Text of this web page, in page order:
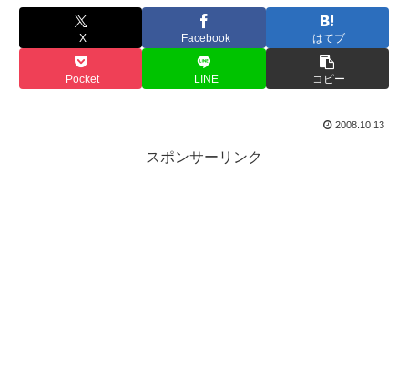
X Facebook はてブ
Pocket LINE コピー
2008.10.13
スポンサーリンク